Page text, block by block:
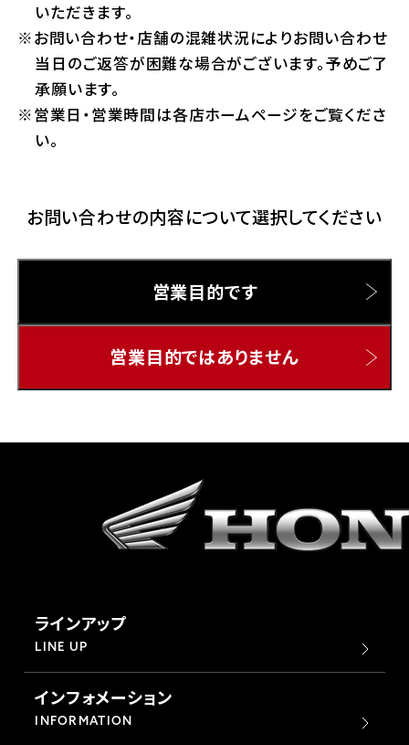
Gmailをご利用の方
いただきます。
お問い合わせ・店舗の混雑状況によりお問い合わせ
当日のご返答が困難な場合がございます。予めご了
承願います。
営業日・営業時間は各店ホームページをご覧くださ
い。
お問い合わせの内容について選択してください
営業目的です
営業目的ではありません
ラインアップ
LINE UP
インフォメーション
INFORMATION
千葉県
ホンダドリーム 船橋
ホンダドリーム 松戸
埼玉県
ホンダドリーム 鴻巣
ホンダドリーム 狭山
ホンダドリーム 東浦和
ホンダドリーム 新座
茨城県
ホンダドリーム 西宮甲子園
奈良県
ホンダドリーム 奈良